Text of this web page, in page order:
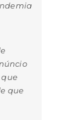
que
que